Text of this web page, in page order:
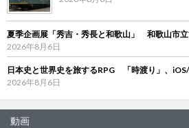
夏季企画展「秀吉・秀長と和歌山」 和歌山市
2026年8月6日
日本史と世界史を旅するRPG 「時渡り」、
2026年8月6日
動画